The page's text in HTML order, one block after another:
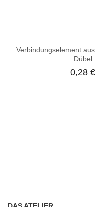
Verbindungselement
Dübel
0,28 €